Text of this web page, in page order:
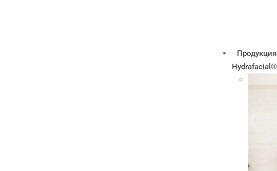
Продукция
Hydrafacial®